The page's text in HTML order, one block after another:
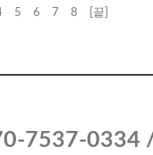
5 6 7 8 [끝]
7537-0334